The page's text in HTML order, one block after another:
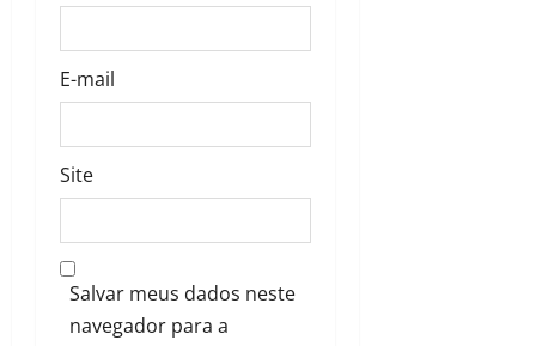
E-mail
Site
Salvar meus dados neste
navegador para a